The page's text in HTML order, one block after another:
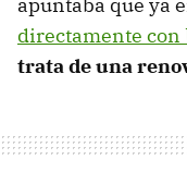
directamente con
trata de una